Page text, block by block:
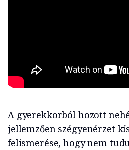
A gyerekkorból hozott
jellemzően szégyenérzet
felismerése, hogy nem